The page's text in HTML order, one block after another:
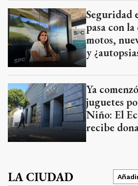
Seguridad
pasa con
motos,
y
Ya
juguetes
Niño: El
recibe
LA CIUDAD